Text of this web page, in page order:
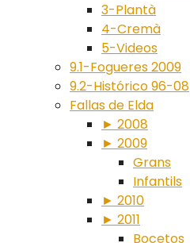
3-Plantà
4-Cremà
5-Videos
9.1-Fogueres 2009
9.2-Histórico 96-08
Fallas de Elda
► 2008
► 2009
Grans
Infantils
► 2010
► 2011
Bocetos